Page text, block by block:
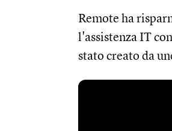
Remote ha
l'assistenza IT
stato creato da